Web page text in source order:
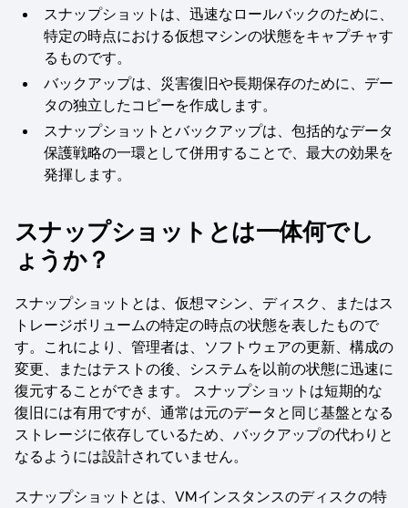
スナップショットは、迅速なロールバックのために、
特定の時点における仮想マシンの状態をキャプチャす
るものです。
バックアップは、災害復旧や長期保存のために、デー
タの独立したコピーを作成します。
スナップショットとバックアップは、包括的なデータ
保護戦略の一環として併用することで、最大の効果を
発揮します。
スナップショットとは一体何でし
ょうか？
スナップショットとは、仮想マシン、ディスク、またはス
トレージボリュームの特定の時点の状態を表したもので
す。これにより、管理者は、ソフトウェアの更新、構成の
変更、またはテストの後、システムを以前の状態に迅速に
復元することができます。 スナップショットは短期的な
復旧には有用ですが、通常は元のデータと同じ基盤となる
ストレージに依存しているため、バックアップの代わりと
なるようには設計されていません。
スナップショットとは、VMインスタンスのディスクの特